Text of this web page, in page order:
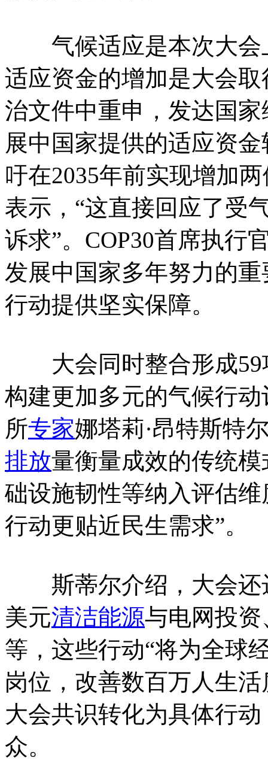
气候适应是本次大会
适应资金的增加是大会
治文件中重申，发达国
展中国家提供的适应资
吁在2035年前实现增加
表示，“这直接回应了受
诉求”。COP30首席执行
发展中国家多年努力的
行动提供坚实保障。
大会同时整合形成59
构建更加多元的气候行
所专家娜塔莉·昂特斯特
排放量衡量成效的传统
础设施韧性等纳入评估
行动更贴近民生需求”。
斯蒂尔介绍，大会还
美元清洁能源与电网投
等，这些行动“将为全球
岗位，改善数百万人生
大会共识转化为具体行
众。